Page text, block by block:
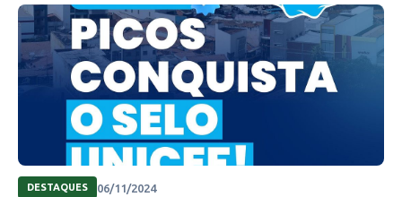
DESTAQUES 06/11/2024